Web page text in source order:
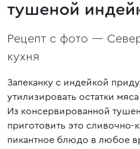
тушеной
Рецепт с фото —
кухня
Запеканку с индейкой
утилизировать остатки
Из консервированной
приготовить это сливочно-
пикантное блюдо в любое